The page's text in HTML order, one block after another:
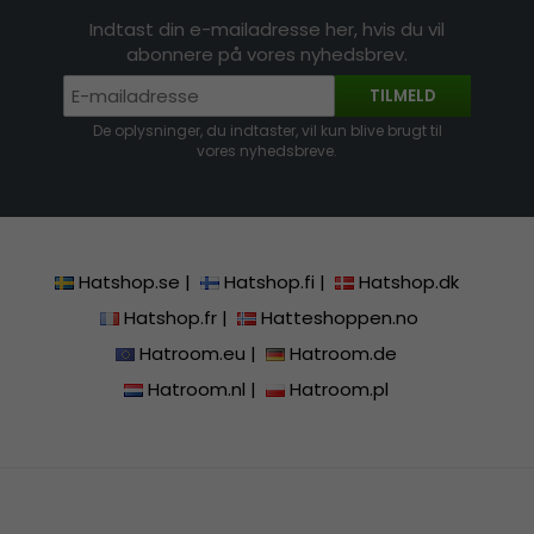
Indtast din e-mailadresse her, hvis du vil
abonnere på vores nyhedsbrev.
TILMELD
De oplysninger, du indtaster, vil kun blive brugt til
vores nyhedsbreve.
Hatshop.se | Hatshop.fi |
Hatshop.dk
Hatshop.fr|
Hatteshoppen.no
Hatroom.eu |
Hatroom.de
Hatroom.nl | Hatroom.pl